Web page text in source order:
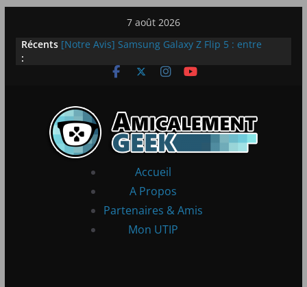
contenu
7 août 2026
Récents
:
[Notre Avis] Samsung Galaxy Z Flip 5 : entre
[PS5] New World Aeternum [Notre Avis]
LEGO dévoile la LEGO Technic McLaren P1
Accueil
A Propos
Partenaires & Amis
Mon UTIP